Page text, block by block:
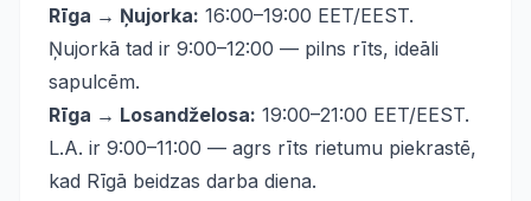
Rīga → Ņujorka: 16:00–19:00 EET/EEST.
Ņujorkā tad ir 9:00–12:00 — pilns rīts, ideāli
sapulcēm.
Rīga → Losandželosa: 19:00–21:00 EET/EEST.
L.A. ir 9:00–11:00 — agrs rīts rietumu piekrastē,
kad Rīgā beidzas darba diena.